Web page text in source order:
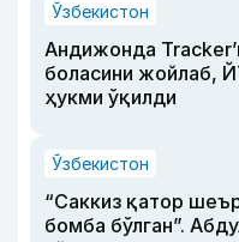
Ўзбекистон
Андижонда
боласини жойлаб,
ҳукми ўқилди
Ўзбекистон
“Саккиз қатор
бомба бўлган”.